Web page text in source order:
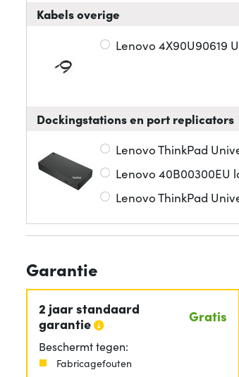
Kabels overige
Lenovo 4X90U90619
Dockingstations en port replicators
Lenovo ThinkPad
Lenovo 40B00300EU
Lenovo ThinkPad
Garantie
2 jaar standaard
garantie
Gratis
Beschermt tegen:
Fabricagefouten